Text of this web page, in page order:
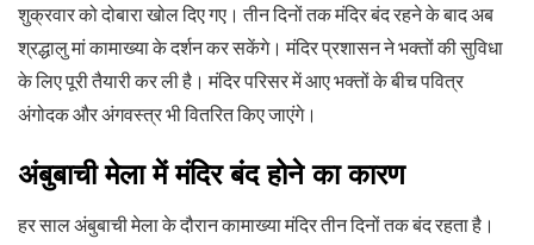
शुक्रवार को दोबारा खोल दिए गए। तीन दिनों तक मंदिर बंद रहने के बाद अब
श्रद्धालु मां कामाख्या के दर्शन कर सकेंगे। मंदिर प्रशासन ने भक्तों की सुविधा
के लिए पूरी तैयारी कर ली है। मंदिर परिसर में आए भक्तों के बीच पवित्र
अंगोदक और अंगवस्त्र भी वितरित किए जाएंगे।
अंबुबाची मेला में मंदिर बंद होने का कारण
हर साल अंबुबाची मेला के दौरान कामाख्या मंदिर तीन दिनों तक बंद रहता है।